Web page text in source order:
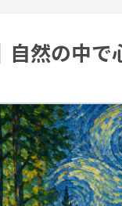
然の中